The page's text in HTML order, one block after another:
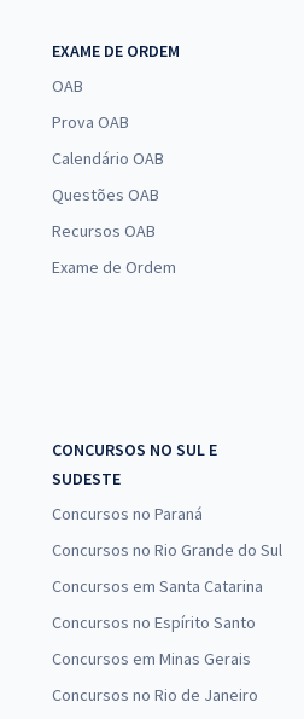
EXAME DE ORDEM
OAB
Prova OAB
Calendário OAB
Questões OAB
Recursos OAB
Exame de Ordem
CONCURSOS NO SUL E
SUDESTE
Concursos no Paraná
Concursos no Rio Grande do Sul
Concursos em Santa Catarina
Concursos no Espírito Santo
Concursos em Minas Gerais
Concursos no Rio de Janeiro